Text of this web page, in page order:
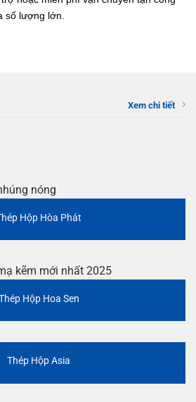
số lượng lớn.
Xem chi tiết
Hộp Hòa Phát
Hộp Hoa Sen
Thép Hộp Asia